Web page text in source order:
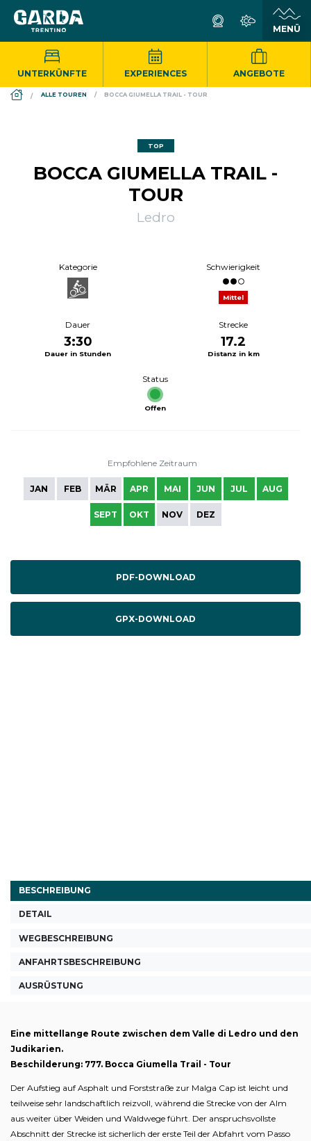
UNTERKÜNFTE EXPERIENCES ANGEBOTE
DS_BREADCRUMB.HOME
ALLE TOUREN BOCCA GIUMELLA TRAIL - TOUR
TOP
BOCCA GIUMELLA TRAIL -
TOUR
Ledro
Kategorie Schwierigkeit
Mittel
Dauer
3:30
Dauer in Stunden
Strecke
17.2
Distanz in km
Status
Offen
Empfohlene Zeitraum
JAN FEB MÄR APR MAI JUN JUL AUG
SEPT OKT NOV DEZ
PDF-DOWNLOAD
GPX-DOWNLOAD
BESCHREIBUNG
DETAIL
WEGBESCHREIBUNG
ANFAHRTSBESCHREIBUNG
AUSRÜSTUNG
Eine mittellange Route zwischen dem Valle di Ledro und den
Judikarien.
Beschilderung: 777. Bocca Giumella Trail - Tour
Der Aufstieg auf Asphalt und Forststraße zur Malga Cap ist leicht und
teilweise sehr landschaftlich reizvoll, während die Strecke von der Alm
aus weiter über Weiden und Waldwege führt. Der anspruchsvollste
Abschnitt der Strecke ist sicherlich der erste Teil der Abfahrt vom Passo